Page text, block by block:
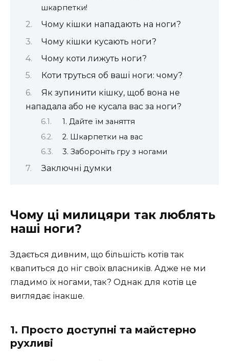
шкарпетки!
Чому кішки нападають на ноги?
Чому кішки кусають ноги?
Чому коти лижуть ноги?
Коти труться об ваші ноги: чому?
Як зупинити кішку, щоб вона не
нападала або не кусала вас за ноги?
1. Дайте їм заняття
2. Шкарпетки на вас
3. Забороніть гру з ногами
Заключні думки
Чому ці милицяри так люблять
наші ноги?
Здається дивним, що більшість котів так
квапиться до ніг своїх власників. Адже не ми
гладимо їх ногами, так? Однак для котів це
виглядає інакше.
1. Просто доступні та майстерно
рухливі